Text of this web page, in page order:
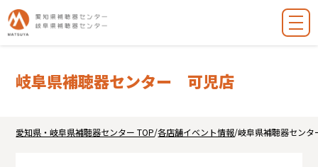
岐阜県補聴器センター 可児店
愛知県・岐阜県補聴器センター TOP/各店舗イベント情報/岐阜県補聴器セン